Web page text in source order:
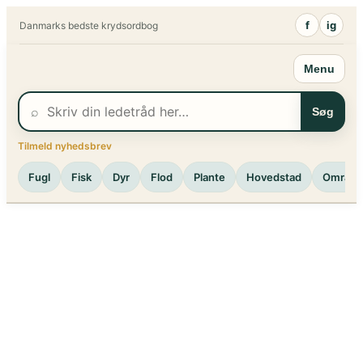
Danmarks bedste krydsordbog f ig
Menu
⌕ Søg
Tilmeld nyhedsbrev
Fugl Fisk Dyr Flod Plante Hovedstad Område